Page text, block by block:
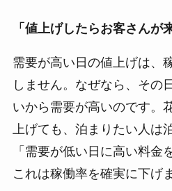
「値上げしたらお客さんが
需要が高い日の値上げは、
しません。なぜなら、その
いから需要が高いのです。
上げても、泊まりたい人は
「需要が低い日に高い料金
これは稼働率を確実に下げ